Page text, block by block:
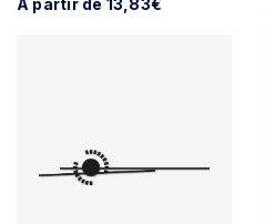
À partir de 13,83€